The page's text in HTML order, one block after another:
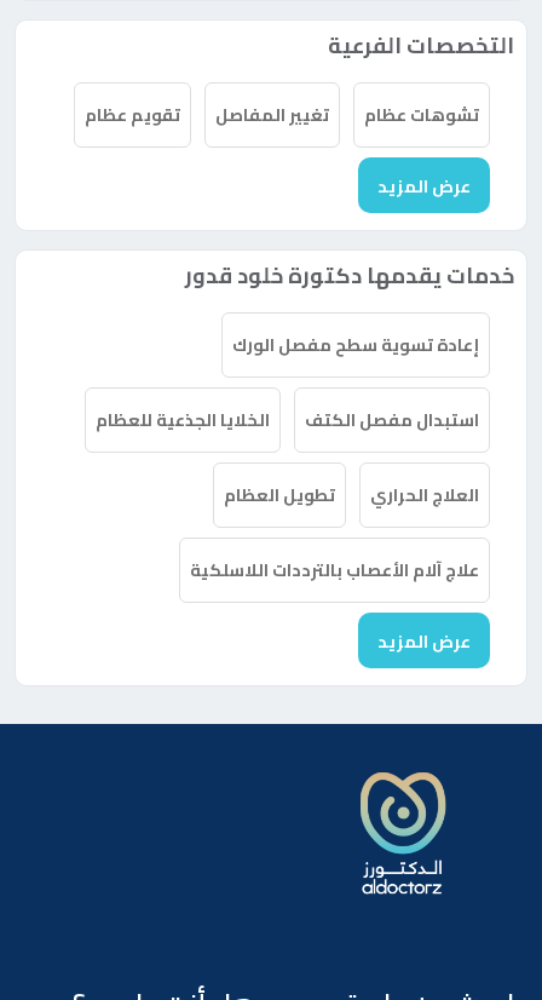
التخصصات الفرعية
تشوهات عظام تغيير المفاصل تقويم عظام
عرض المزيد
خدمات يقدمها دكتورة خلود قدور
إعادة تسوية سطح مفصل الورك
استبدال مفصل الكتف الخلايا الجذعية للعظام
العلاج الحراري تطويل العظام
علاج آلام الأعصاب بالترددات اللاسلكية
عرض المزيد